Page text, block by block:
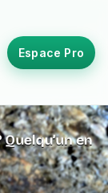
Espace Pro